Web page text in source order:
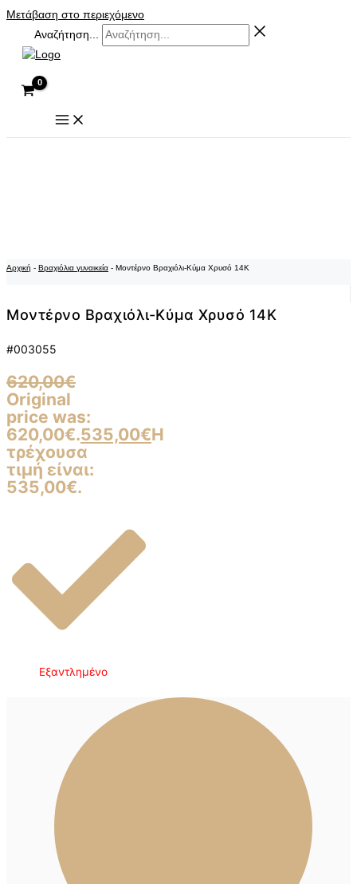
Μετάβαση στο περιεχόμενο
Αναζήτηση...
Αρχική - Βραχιόλια γυναικεία - Μοντέρνο Βραχιόλι-Κύμα Χρυσό 14K
Μοντέρνο Βραχιόλι-Κύμα Χρυσό 14K
#003055
620,00€
Original
price was:
620,00€.535,00€Η
τρέχουσα
τιμή είναι:
535,00€.
Εξαντλημένο